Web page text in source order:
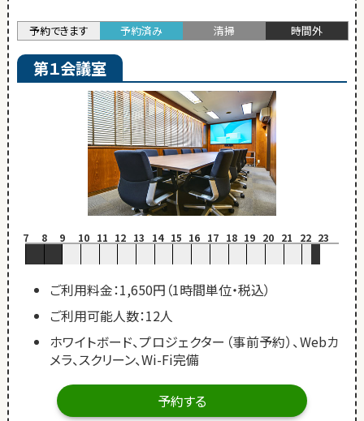
予約できます 予約済み 清掃 時間外
第１会議室
7 8 9 10 11 12 13 14 15 16 17 18 19 20 21 22 23
ご利用料金：1,650円（1時間単位・税込）
ご利用可能人数：12人
ホワイトボード、プロジェクター（事前予約）、Webカ
メラ、スクリーン、Wi-Fi完備
予約する